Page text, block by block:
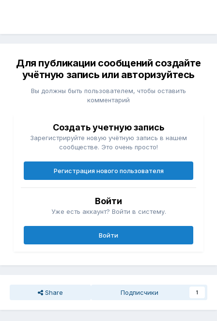
Для публикации сообщений создайте
учётную запись или авторизуйтесь
Вы должны быть пользователем, чтобы оставить
комментарий
Создать учетную запись
Зарегистрируйте новую учётную запись в нашем
сообществе. Это очень просто!
Регистрация нового пользователя
Войти
Уже есть аккаунт? Войти в систему.
Войти
Share Подписчики 1